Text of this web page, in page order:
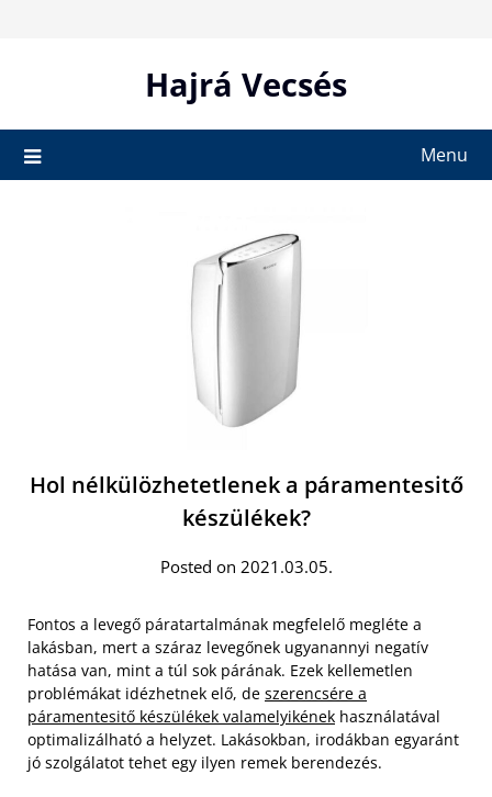
Hajrá Vecsés
Menu
Hol nélkülözhetetlenek a páramentesitő
készülékek?
Posted on 2021.03.05.
Fontos a levegő páratartalmának megfelelő megléte a
lakásban, mert a száraz levegőnek ugyanannyi negatív
hatása van, mint a túl sok párának. Ezek kellemetlen
problémákat idézhetnek elő, de szerencsére a
páramentesitő készülékek valamelyikének használatával
optimalizálható a helyzet. Lakásokban, irodákban egyaránt
jó szolgálatot tehet egy ilyen remek berendezés.